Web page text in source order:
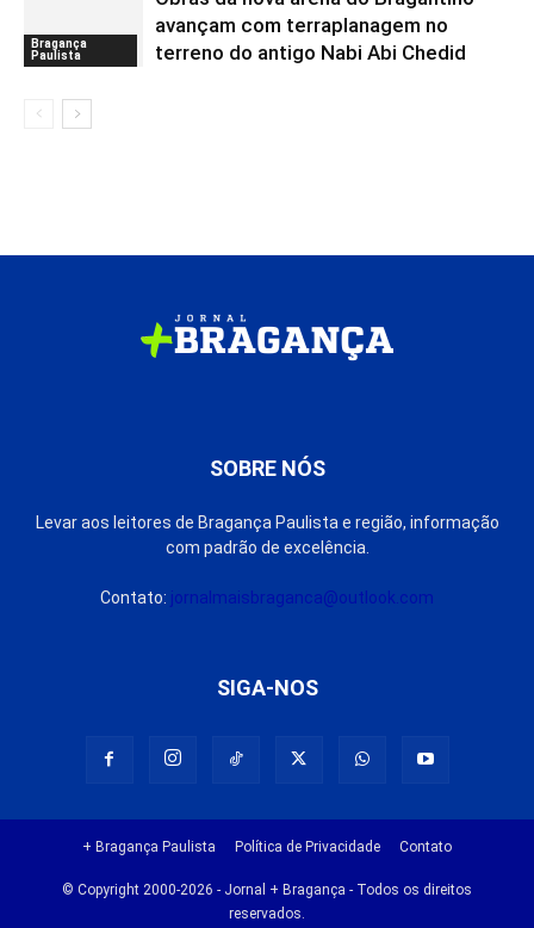
Bragança
Paulista
avançam com terraplanagem no
terreno do antigo Nabi Abi Chedid
SOBRE NÓS
Levar aos leitores de Bragança Paulista e região, informação
com padrão de excelência.
Contato: jornalmaisbraganca@outlook.com
SIGA-NOS
+ Bragança Paulista Política de Privacidade Contato
© Copyright 2000-2026 - Jornal + Bragança - Todos os direitos
reservados.